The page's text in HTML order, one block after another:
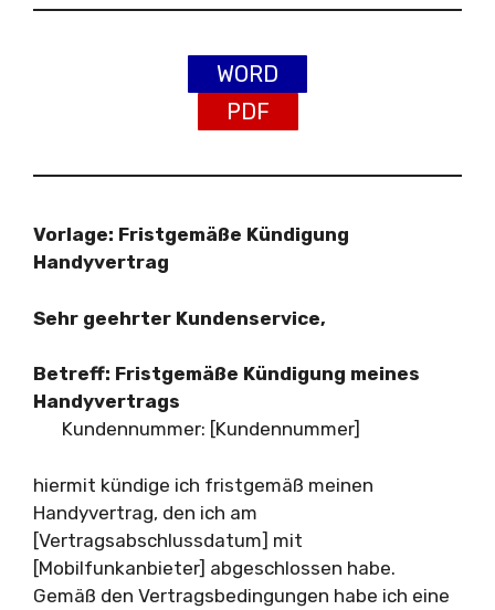
WORD
PDF
Vorlage: Fristgemäße Kündigung
Handyvertrag
Sehr geehrter Kundenservice,
Betreff: Fristgemäße Kündigung meines
Handyvertrags
Kundennummer: [Kundennummer]
hiermit kündige ich fristgemäß meinen
Handyvertrag, den ich am
[Vertragsabschlussdatum] mit
[Mobilfunkanbieter] abgeschlossen habe.
Gemäß den Vertragsbedingungen habe ich eine